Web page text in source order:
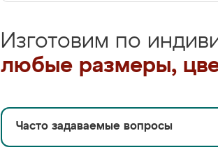
Изготовим по
любые размеры,
Часто задаваемые вопросы